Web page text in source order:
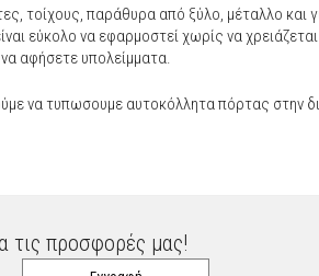
τοίχους, παράθυρα από ξύλο, μέταλλο και
εύκολο να εφαρμοστεί χωρίς να
αφήσετε υπολείμματα.
να τυπωσουμε αυτοκόλλητα πόρτας στην
τις προσφορές μας!